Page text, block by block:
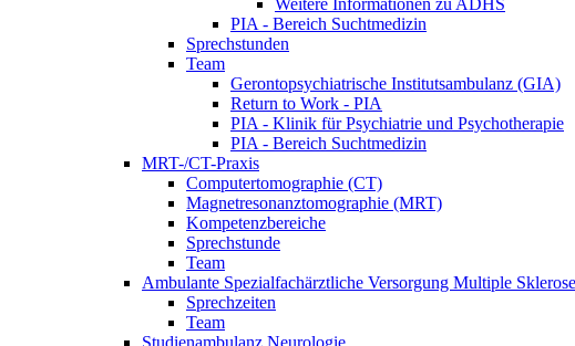
Weitere Informationen zu ADHS
PIA - Bereich Suchtmedizin
Sprechstunden
Team
Gerontopsychiatrische Institutsambulanz (GIA)
Return to Work - PIA
PIA - Klinik für Psychiatrie und Psychotherapie
PIA - Bereich Suchtmedizin
MRT-/CT-Praxis
Computertomographie (CT)
Magnetresonanztomographie (MRT)
Kompetenzbereiche
Sprechstunde
Team
Ambulante Spezialfachärztliche Versorgung Multiple
Sprechzeiten
Team
Studienambulanz Neurologie